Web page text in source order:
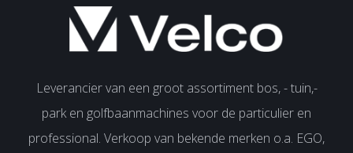
Leverancier van een groot assortiment bos, - tuin,-
park en golfbaanmachines voor de particulier en
professional. Verkoop van bekende merken o.a. EGO,